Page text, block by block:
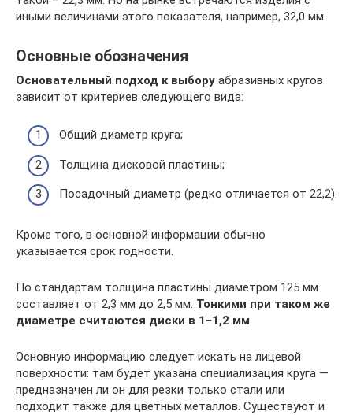
иными величинами этого показателя, например, 32,0 мм.
Основные обозначения
Основательный подход к выбору абразивных кругов
зависит от критериев следующего вида:
Общий диаметр круга;
Толщина дисковой пластины;
Посадочный диаметр (редко отличается от 22,2).
Кроме того, в основной информации обычно
указывается срок годности.
По стандартам толщина пластины диаметром 125 мм
составляет от 2,3 мм до 2,5 мм. Тонкими при таком же
диаметре считаются диски в 1−1,2 мм.
Основную информацию следует искать на лицевой
поверхности: там будет указана специализация круга —
предназначен ли он для резки только стали или
подходит также для цветных металлов. Существуют и